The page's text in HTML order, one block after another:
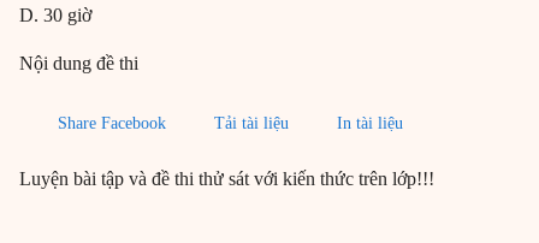
D. 30 giờ
Nội dung đề thi
Share Facebook Tải tài liệu In tài liệu
Luyện bài tập và đề thi thử sát với kiến thức trên lớp!!!